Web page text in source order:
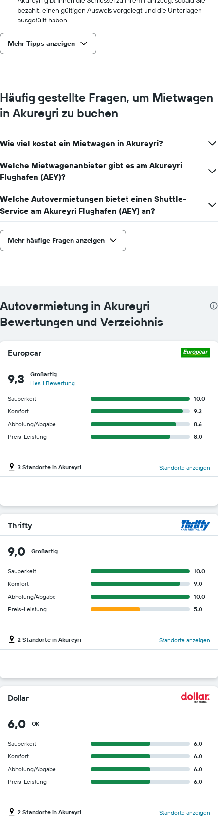
bezahlt, einen gültigen Ausweis vorgelegt und die Unterlagen
ausgefüllt haben.
Mehr Tipps anzeigen
Häufig gestellte Fragen, um Mietwagen
in Akureyri zu buchen
Wie viel kostet ein Mietwagen in Akureyri?
Welche Mietwagenanbieter gibt es am Akureyri
Flughafen (AEY)?
Welche Autovermietungen bietet einen Shuttle-
Service am Akureyri Flughafen (AEY) an?
Mehr häufige Fragen anzeigen
Autovermietung in Akureyri
Bewertungen und Verzeichnis
Europcar
9,3
Großartig
Lies 1 Bewertung
Sauberkeit
10.0
Komfort
9.3
Abholung/Abgabe
8.6
Preis-Leistung
8.0
3 Standorte in Akureyri Standorte anzeigen
Thrifty
9,0 Großartig
Sauberkeit
10.0
Komfort
9.0
Abholung/Abgabe
10.0
Preis-Leistung
5.0
2 Standorte in Akureyri Standorte anzeigen
Dollar
6,0 OK
Sauberkeit
6.0
Komfort
6.0
Abholung/Abgabe
6.0
Preis-Leistung
6.0
2 Standorte in Akureyri Standorte anzeigen